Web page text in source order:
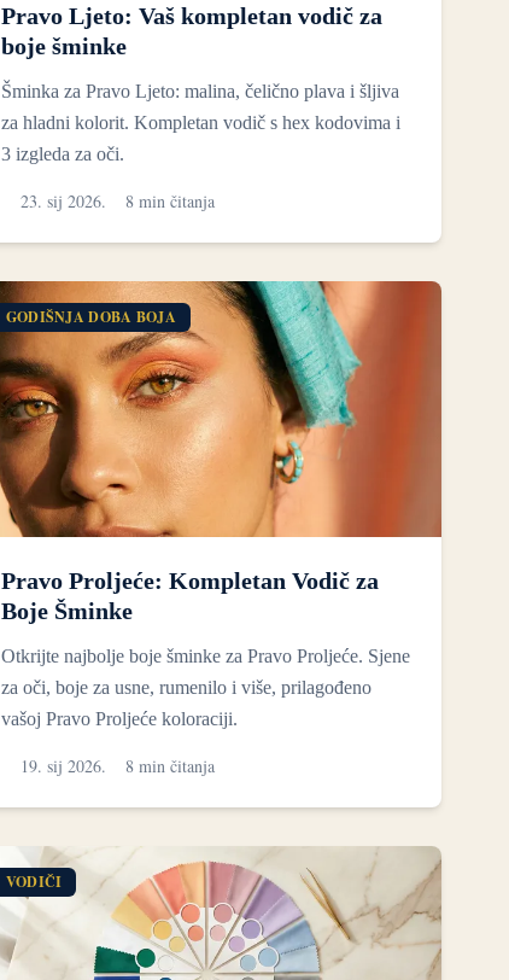
Pravo Ljeto: Vaš kompletan vodič za
boje šminke
Šminka za Pravo Ljeto: malina, čelično plava i šljiva
za hladni kolorit. Kompletan vodič s hex kodovima i
3 izgleda za oči.
23. sij 2026. 8 min čitanja
GODIŠNJA DOBA BOJA
Pravo Proljeće: Kompletan Vodič za
Boje Šminke
Otkrijte najbolje boje šminke za Pravo Proljeće. Sjene
za oči, boje za usne, rumenilo i više, prilagođeno
vašoj Pravo Proljeće koloraciji.
19. sij 2026. 8 min čitanja
VODIČI